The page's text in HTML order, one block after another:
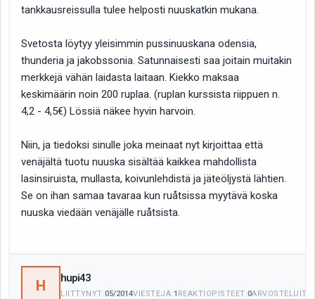
tankkausreissulla tulee helposti nuuskatkin mukana.
Svetosta löytyy yleisimmin pussinuuskana odensia,
thunderia ja jakobssonia. Satunnaisesti saa joitain muitakin
merkkejä vähän laidasta laitaan. Kiekko maksaa
keskimäärin noin 200 ruplaa. (ruplan kurssista riippuen n.
4,2 - 4,5€) Lössiä näkee hyvin harvoin.
Niin, ja tiedoksi sinulle joka meinaat nyt kirjoittaa että
venäjältä tuotu nuuska sisältää kaikkea mahdollista
lasinsiruista, mullasta, koivunlehdistä ja jäteöljystä lähtien.
Se on ihan samaa tavaraa kun ruåtsissa myytävä koska
nuuska viedään venäjälle ruåtsista.
H hupi43
LIITTYNYT:05/2014VIESTEJÄ:1 REAKTIOPISTEET:0ARVOSTELUITA: